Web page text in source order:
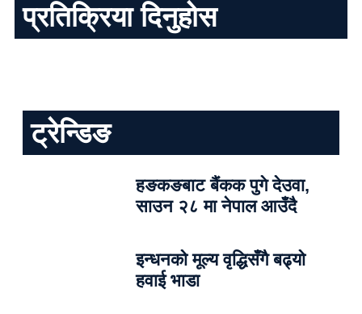
प्रतिक्रिया दिनुहोस
ट्रेन्डिङ
हङकङबाट बैंकक पुगे देउवा,
साउन २८ मा नेपाल आउँदै
इन्धनको मूल्य वृद्धिसँगै बढ्यो
हवाई भाडा